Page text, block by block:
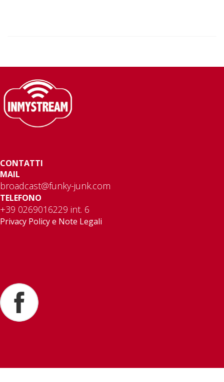
CONTATTI
MAIL
broadcast@funky-junk.com
TELEFONO
+39 0269016229 int. 6
Privacy Policy e Note Legali